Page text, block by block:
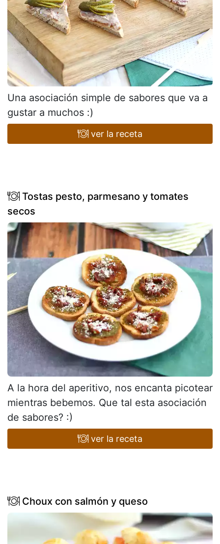
Una asociación simple de sabores que va a
gustar a muchos :)
ver la receta
Tostas pesto, parmesano y tomates
secos
A la hora del aperitivo, nos encanta picotear
mientras bebemos. Que tal esta asociación
de sabores? :)
ver la receta
Choux con salmón y queso